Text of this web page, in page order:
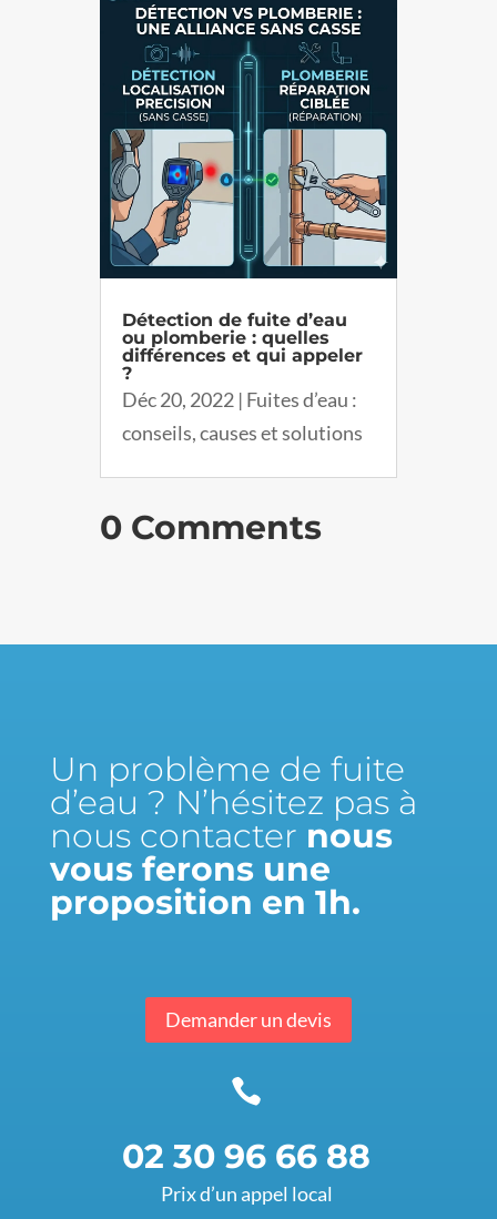
Détection de fuite d’eau
ou plomberie : quelles
différences et qui appeler
?
Déc 20, 2022| Fuites d’eau :
conseils, causes et solutions
0 Comments
Un problème de fuite
d’eau ? N’hésitez pas à
nous contacter nous
vous ferons une
proposition en 1h.
Demander un devis

02 30 96 66 88
Prix d’un appel local